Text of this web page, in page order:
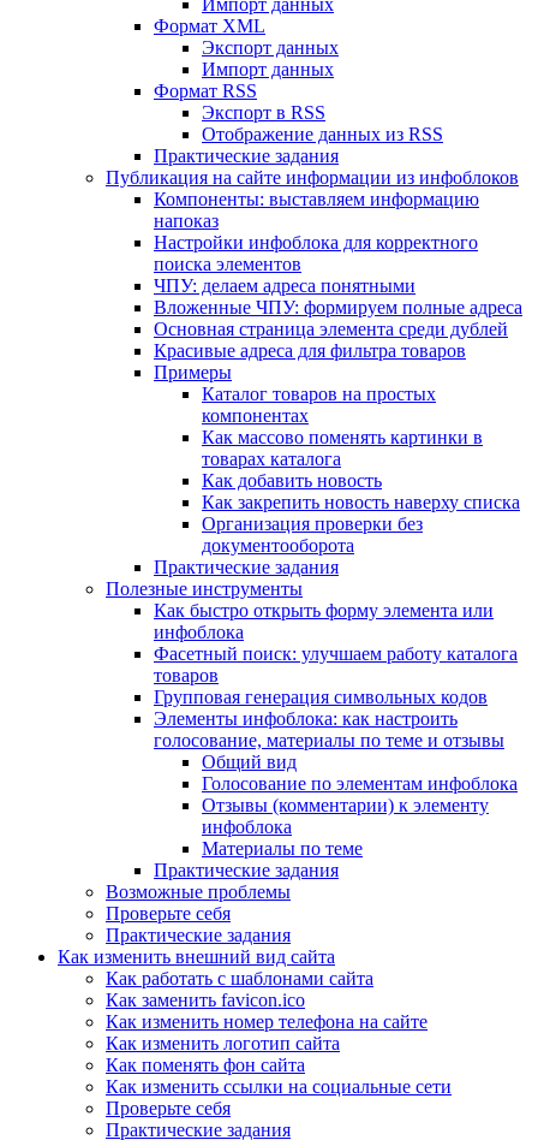
Импорт данных
Формат XML
Экспорт данных
Импорт данных
Формат RSS
Экспорт в RSS
Отображение данных из RSS
Практические задания
Публикация на сайте информации из инфоблоков
Компоненты: выставляем информацию
напоказ
Настройки инфоблока для корректного
поиска элементов
ЧПУ: делаем адреса понятными
Вложенные ЧПУ: формируем полные адреса
Основная страница элемента среди дублей
Красивые адреса для фильтра товаров
Примеры
Каталог товаров на простых
компонентах
Как массово поменять картинки в
товарах каталога
Как добавить новость
Как закрепить новость наверху списка
Организация проверки без
документооборота
Практические задания
Полезные инструменты
Как быстро открыть форму элемента или
инфоблока
Фасетный поиск: улучшаем работу каталога
товаров
Групповая генерация символьных кодов
Элементы инфоблока: как настроить
голосование, материалы по теме и отзывы
Общий вид
Голосование по элементам инфоблока
Отзывы (комментарии) к элементу
инфоблока
Материалы по теме
Практические задания
Возможные проблемы
Проверьте себя
Практические задания
Как изменить внешний вид сайта
Как работать с шаблонами сайта
Как заменить favicon.ico
Как изменить номер телефона на сайте
Как изменить логотип сайта
Как поменять фон сайта
Как изменить ссылки на социальные сети
Проверьте себя
Практические задания